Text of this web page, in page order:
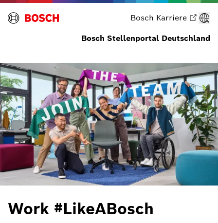
Bosch Karriere
Bosch Stellenportal Deutschland
Work #LikeABosch
Jobs filtern